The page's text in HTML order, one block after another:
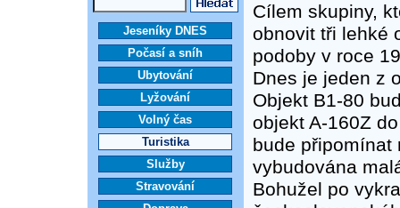
Jeseníky DNES
Počasí a sníh
Ubytování
Lyžování
Volný čas
Turistika
Služby
Stravování
Cílem skupiny,
obnovit tři lehké
podoby v roce
Dnes je jeden z
Objekt B1-80
objekt A-160Z
bude připomínat
vybudována
Bohužel po